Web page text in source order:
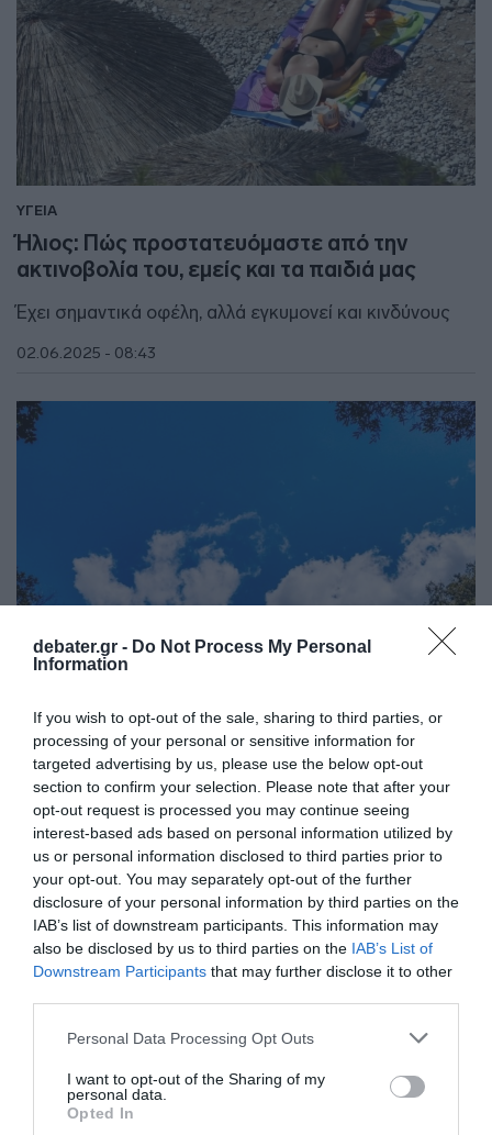
debater.gr - Do Not Process My Personal
Information
If you wish to opt-out of the sale, sharing to third parties, or
processing of your personal or sensitive information for
targeted advertising by us, please use the below opt-out
section to confirm your selection. Please note that after your
opt-out request is processed you may continue seeing
interest-based ads based on personal information utilized by
us or personal information disclosed to third parties prior to
your opt-out. You may separately opt-out of the further
disclosure of your personal information by third parties on the
IAB’s list of downstream participants. This information may
also be disclosed by us to third parties on the IAB’s List of
Downstream Participants that may further disclose it to other
Please note that this website/app uses one or more Google
not limited to your visit or usage behaviour. You may click to
grant or deny consent to Google and its third-party tags to
use your data for below specified purposes in below Google
Personal Data Processing Opt Outs
I want to opt-out of the Sharing of my
personal data.
Opted In
ΥΓΕΙΑ
Ήλιος: Πώς προστατευόμαστε από την
ακτινοβολία του, εμείς και τα παιδιά μας
Έχει σημαντικά οφέλη, αλλά εγκυμονεί και κινδύνους
02.06.2025 - 08:43
ΕΛΛΑΔΑ
Καιρός: Ηλιοφάνεια και άνοδος της
θερμοκρασίας
Αναλυτική Πρόγνωση από την ΕΜΥ
01.03.2025 - 08:10